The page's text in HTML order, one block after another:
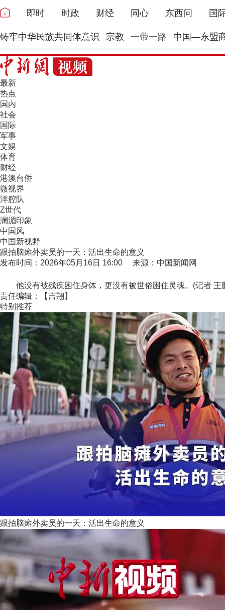
即时 时政 财经 同心 东西问 国
铸牢中华民族共同体意识 宗教 一带一路 中国—东盟
最新
热点
国内
社会
国际
军事
文娱
体育
财经
港澳台侨
微视界
洋腔队
Z世代
澜湄印象
中国风
中国新视野
跟拍脑瘫外卖员的一天：活出生命的意义
发布时间：2026年05月16日 16:00 来源：中国新闻网
他没有被残疾困住身体，更没有被世俗困住灵魂。(记者 王
责任编辑：【吉翔】
特别推荐
跟拍脑瘫外卖员的一天：活出生命的意义